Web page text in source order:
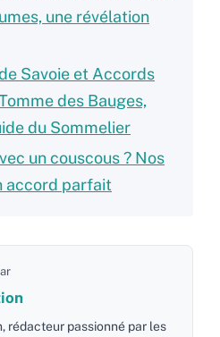
une révélation
Savoie et Accords
des Bauges,
du Sommelier
un couscous ? Nos
accord parfait
rédacteur passionné par les